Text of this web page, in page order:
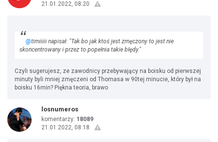
21.01.2022, 08:20
@timiiiii napisał: "Tak bo jak ktoś jest zmęczony to jest nie
skoncentrowany i przez to popełnia takie błędy."
Czyli sugerujesz, ze zawodnicy przebywający na boisku od pierwszej
minuty byli mniej zmęczeni od Thomasa w 90tej minucie, który był na
boisku 16min? Piękna teoria, brawo
losnumeros
komentarzy: 18089
21.01.2022, 08:18